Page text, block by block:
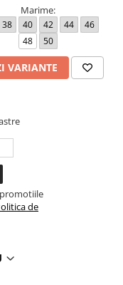
Marime:
38 40 42 44
46
48
50
VARIANTE
de